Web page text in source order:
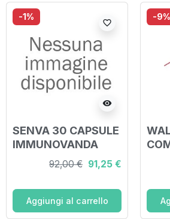
-1%
visibility
favorite_border
SENVA 30 CAPSULE
IMMUNOVANDA
92,00 € 91,25 €
Aggiungi al carrello
-9%